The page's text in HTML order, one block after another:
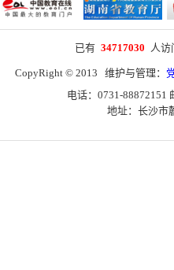
已有 34717030 人
CopyRight © 2013 维护与管理：
电话：0731-88872151
地址：长沙市